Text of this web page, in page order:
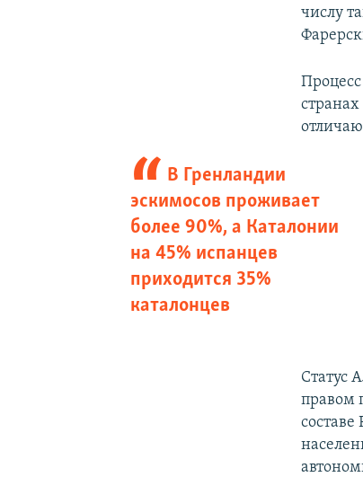
числу
В Гренландии
эскимосов проживает
более 90%, а Каталонии
на 45% испанцев
приходится 35%
каталонцев
Статус
правом